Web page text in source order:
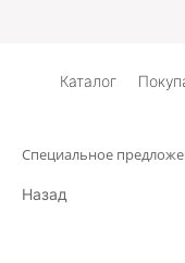
Каталог
Специальное
Назад